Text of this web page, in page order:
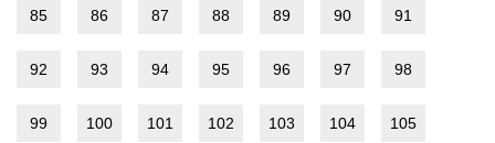
85 86 87 88 89 90 91
92 93 94 95 96 97 98
99 100 101 102 103 104 105